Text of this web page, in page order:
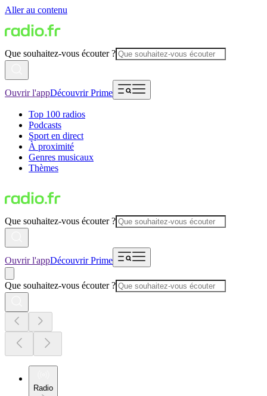
Aller au contenu
Que souhaitez-vous écouter ?
Ouvrir l'appDécouvrir Prime
Top 100 radios
Podcasts
Sport en direct
À proximité
Genres musicaux
Thèmes
Que souhaitez-vous écouter ?
Ouvrir l'appDécouvrir Prime
Que souhaitez-vous écouter ?
Radio